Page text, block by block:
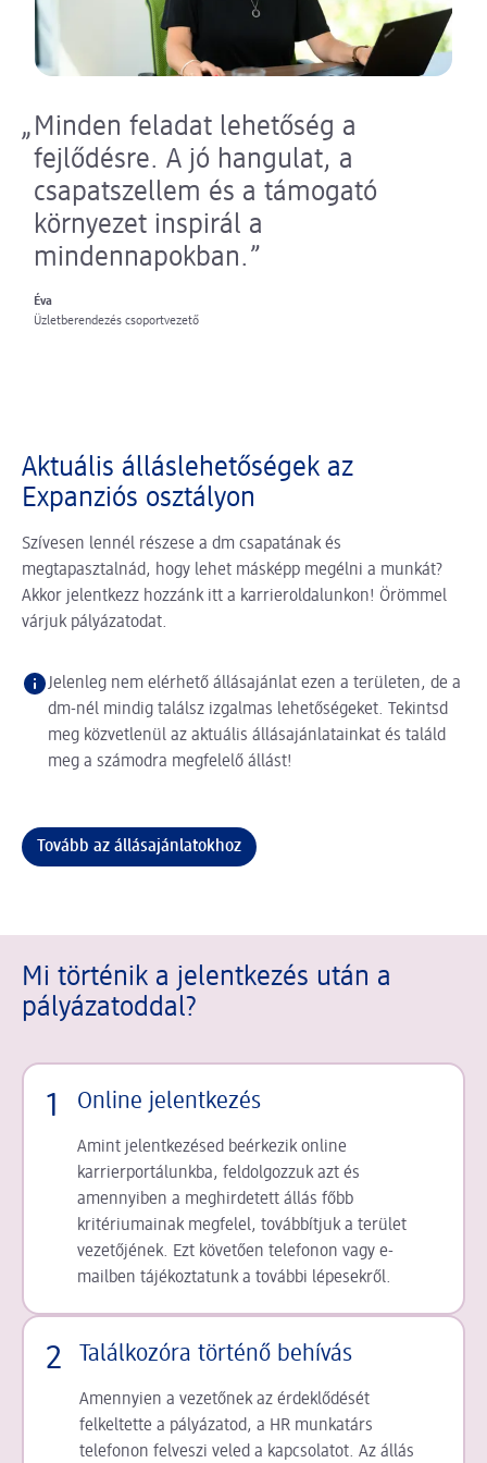
Minden feladat lehetőség a
fejlődésre. A jó hangulat, a
csapatszellem és a támogató
környezet inspirál a
mindennapokban.
Éva
Üzletberendezés csoportvezető
Aktuális álláslehetőségek az
Expanziós osztályon
Szívesen lennél részese a dm csapatának és
megtapasztalnád, hogy lehet másképp megélni a munkát?
Akkor jelentkezz hozzánk itt a karrieroldalunkon! Örömmel
várjuk pályázatodat.
Jelenleg nem elérhető állásajánlat ezen a területen, de a
dm-nél mindig találsz izgalmas lehetőségeket. Tekintsd
meg közvetlenül az aktuális állásajánlatainkat és találd
meg a számodra megfelelő állást!
Tovább az állásajánlatokhoz
Mi történik a jelentkezés után a
pályázatoddal?
1 Online jelentkezés
Amint jelentkezésed beérkezik online
karrierportálunkba, feldolgozzuk azt és
amennyiben a meghirdetett állás főbb
kritériumainak megfelel, továbbítjuk a terület
vezetőjének. Ezt követően telefonon vagy e-
mailben tájékoztatunk a további lépesekről.
2 Találkozóra történő behívás
Amennyien a vezetőnek az érdeklődését
felkeltette a pályázatod, a HR munkatárs
telefonon felveszi veled a kapcsolatot. Az állás